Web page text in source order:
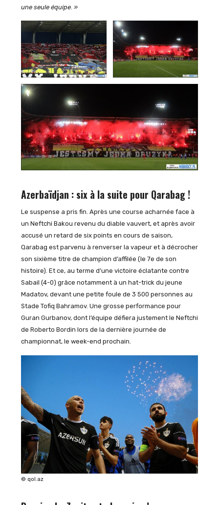
une seule équipe. »
Azerbaïdjan : six à la suite pour Qarabag !
Le suspense a pris fin. Après une course acharnée face à
un Neftchi Bakou revenu du diable vauvert, et après avoir
accusé un retard de six points en cours de saison,
Qarabag est parvenu à renverser la vapeur et à décrocher
son sixième titre de champion d’affilée (le 7e de son
histoire). Et ce, au terme d’une victoire éclatante contre
Sabail (4-0) grâce notamment à un hat-trick du jeune
Madatov, devant une petite foule de 3 500 personnes au
Stade Tofiq Bahramov. Une grosse performance pour
Guran Gurbanov, dont l’équipe défiera justement le Neftchi
de Roberto Bordin lors de la dernière journée de
championnat, le week-end prochain.
© qol.az